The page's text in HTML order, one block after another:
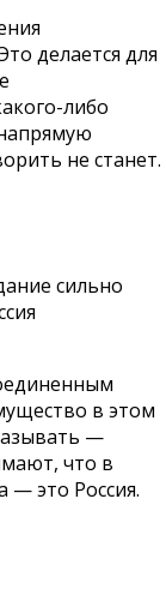
делается для
либо
не станет.
сильно
в этом
—
что в
— это Россия.